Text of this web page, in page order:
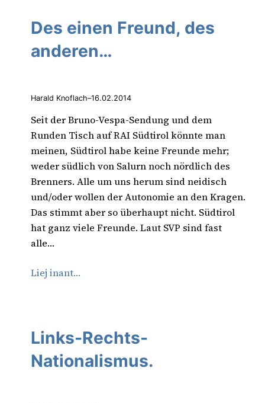
Des einen Freund, des
anderen…
Harald Knoflach–16.02.2014
Seit der Bruno-Vespa-Sendung und dem
Runden Tisch auf RAI Südtirol könnte man
meinen, Südtirol habe keine Freunde mehr;
weder südlich von Salurn noch nördlich des
Brenners. Alle um uns herum sind neidisch
und/oder wollen der Autonomie an den Kragen.
Das stimmt aber so überhaupt nicht. Südtirol
hat ganz viele Freunde. Laut SVP sind fast
alle…
Liej inant…
Links-Rechts-
Nationalismus.